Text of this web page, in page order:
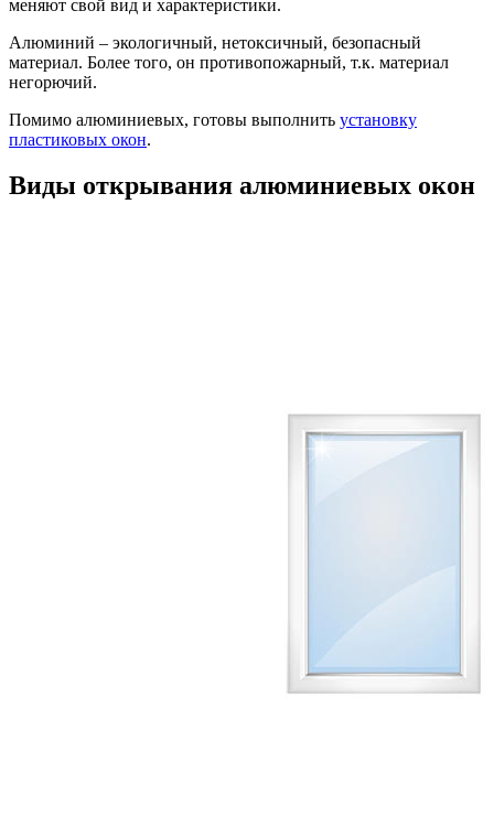
меняют свой вид и характеристики.
Алюминий – экологичный, нетоксичный, безопасный
материал. Более того, он противопожарный, т.к. материал
негорючий.
Помимо алюминиевых, готовы выполнить установку
пластиковых окон.
Виды открывания алюминиевых окон